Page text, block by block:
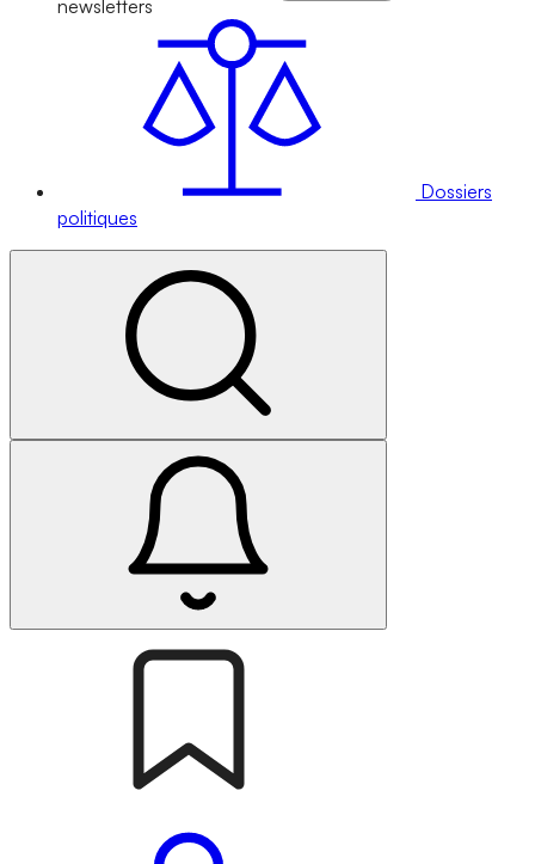
newsletters
Dossiers
politiques